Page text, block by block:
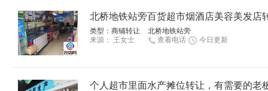
北桥地铁站旁百货超市烟酒店美容美发店
类型： 商铺转让
北桥地铁站旁
来源：
王女士 查看电话 今日更新
个人超市里面水产摊位转让，有需要的老